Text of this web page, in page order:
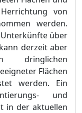
von
werden.
über
derzeit aber
dringlichen
Flächen
werden. Ein
und
in der aktuellen